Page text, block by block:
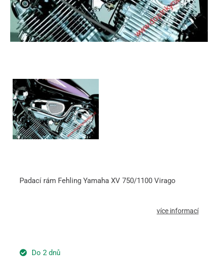
Padací rám Fehling Yamaha XV 750/1100 Virago
více informací
Do 2 dnů